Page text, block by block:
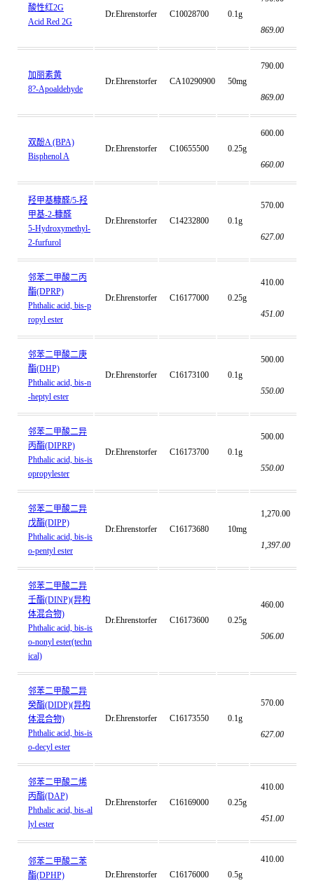
酸性红2G
Acid Red 2G
Dr.Ehrenstorfer C10028700 0.1g
869.00
加丽素黄
8?-Apoaldehyde
Dr.Ehrenstorfer CA10290900 50mg
790.00
869.00
双酚A (BPA)
Bisphenol A
Dr.Ehrenstorfer C10655500 0.25g
600.00
660.00
羟甲基糠醛/5-羟
甲基-2-糠醛
5-Hydroxymethyl-
2-furfurol
Dr.Ehrenstorfer C14232800 0.1g
570.00
627.00
邻苯二甲酸二丙
酯(DPRP)
Phthalic acid, bis-p
ropyl ester
Dr.Ehrenstorfer C16177000 0.25g
410.00
451.00
邻苯二甲酸二庚
酯(DHP)
Phthalic acid, bis-n
-heptyl ester
Dr.Ehrenstorfer C16173100 0.1g
500.00
550.00
邻苯二甲酸二异
丙酯(DIPRP)
Phthalic acid, bis-is
opropylester
Dr.Ehrenstorfer C16173700 0.1g
500.00
550.00
邻苯二甲酸二异
戊酯(DIPP)
Phthalic acid, bis-is
o-pentyl ester
Dr.Ehrenstorfer C16173680 10mg
1,270.00
1,397.00
邻苯二甲酸二异
壬酯(DINP)(异构
体混合物)
Phthalic acid, bis-is
o-nonyl ester(techn
ical)
Dr.Ehrenstorfer C16173600 0.25g
460.00
506.00
邻苯二甲酸二异
癸酯(DIDP)(异构
体混合物)
Phthalic acid, bis-is
o-decyl ester
Dr.Ehrenstorfer C16173550 0.1g
570.00
627.00
邻苯二甲酸二烯
丙酯(DAP)
Phthalic acid, bis-al
lyl ester
Dr.Ehrenstorfer C16169000 0.25g
410.00
451.00
邻苯二甲酸二苯
酯(DPHP)
Dr.Ehrenstorfer C16176000 0.5g
410.00